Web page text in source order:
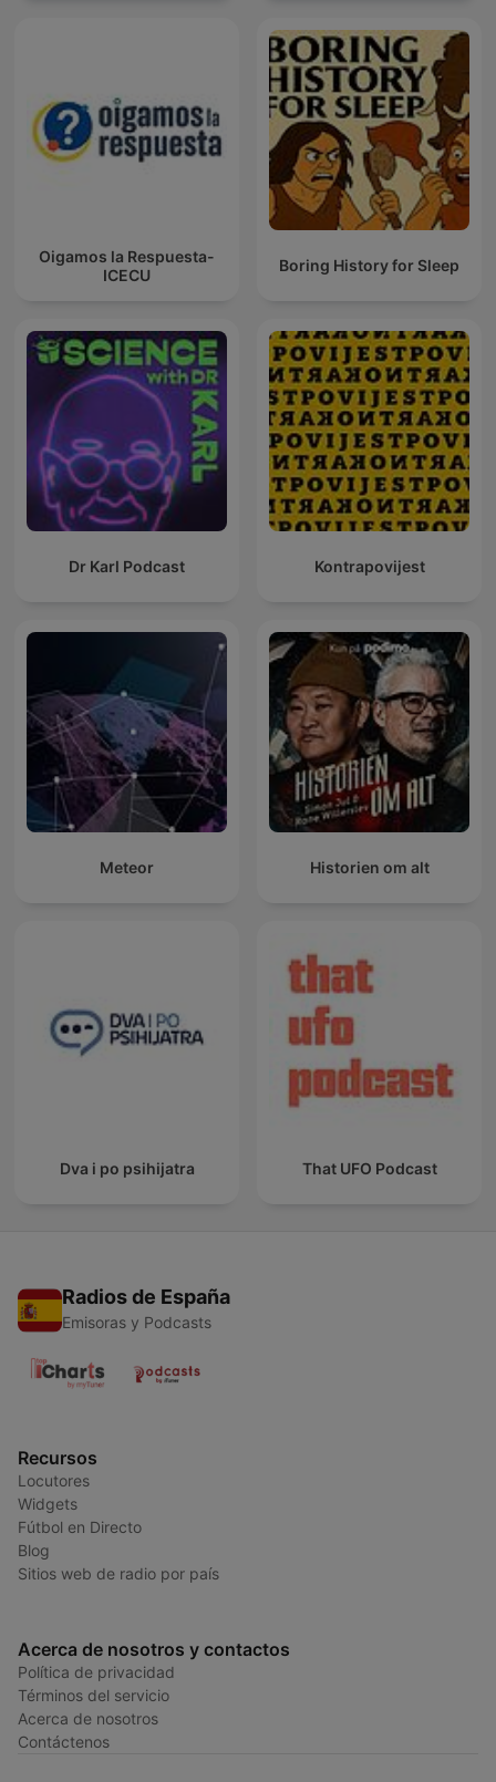
Oigamos la Respuesta-
ICECU
Boring History for Sleep
Dr Karl Podcast Kontrapovijest
Meteor Historien om alt
Dva i po psihijatra That UFO Podcast
Radios de España
Emisoras y Podcasts
Recursos
Locutores
Widgets
Fútbol en Directo
Blog
Sitios web de radio por país
Acerca de nosotros y contactos
Política de privacidad
Términos del servicio
Acerca de nosotros
Contáctenos